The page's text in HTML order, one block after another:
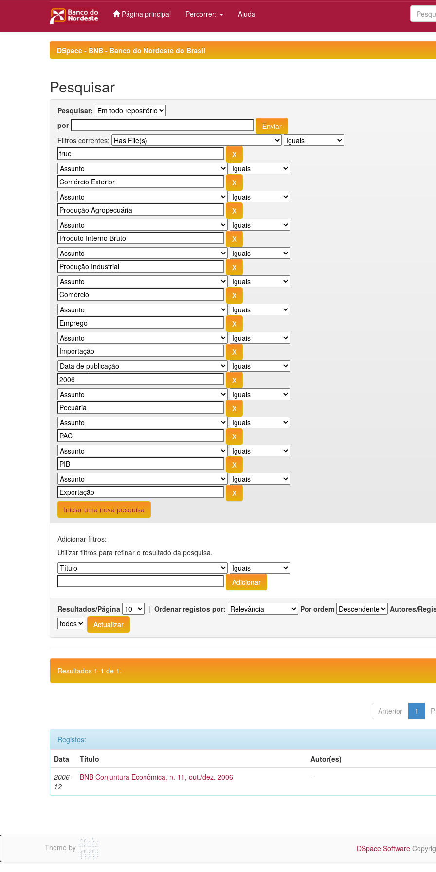
Página principal Percorrer: Ajuda
DSpace - BNB - Banco do Nordeste do Brasil
Pesquisar
Pesquisar:
por
Filtros correntes:
Iniciar uma nova pesquisa
Adicionar filtros:
Utilizar filtros para refinar o resultado da pesquisa.
Resultados/Página | Ordenar registos por: Por ordem Autores/
Resultados 1-1 de 1.
Anterior 1
Registos:
Data
Título
Autor(es)
2006-
12
BNB Conjuntura Econômica, n. 11, out./dez. 2006 -
Theme by DSpace Software